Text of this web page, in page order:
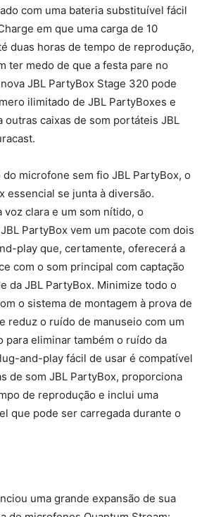
com uma bateria substituível fácil
em que uma carga de 10
duas horas de tempo de reprodução,
ter medo de que a festa pare no
JBL PartyBox Stage 320 pode
ilimitado de JBL PartyBoxes e
outras caixas de som portáteis JBL
do microfone sem fio JBL PartyBox, o
essencial se junta à diversão.
voz clara e um som nítido, o
PartyBox vem um pacote com dois
play que, certamente, oferecerá a
com o som principal com captação
da JBL PartyBox. Minimize todo o
o sistema de montagem à prova de
reduz o ruído de manuseio com um
para eliminar também o ruído da
and-play fácil de usar é compatível
de som JBL PartyBox, proporciona
de reprodução e inclui uma
que pode ser carregada durante o
uma grande expansão de sua